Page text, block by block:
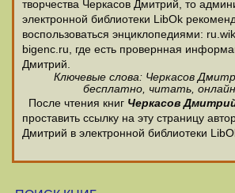
творчества Черкасов Дмитрий, то
электронной библиотеки LibOk
воспользоваться энциклопедиями:
bigenc.ru, где есть провернная
Дмитрий.
Ключевые слова: Черкасов
бесплатно, читать,
После чтения книг Черкасов
проставить ссылку на эту страницу
Дмитрий в электронной библиотеки